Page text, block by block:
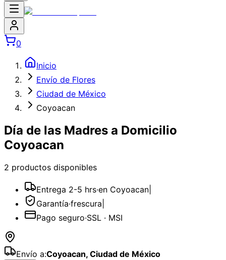
0
Inicio
Envío de Flores
Ciudad de México
Coyoacan
Día de las Madres a Domicilio
Coyoacan
2 productos disponibles
Entrega 2-5 hrs·en Coyoacan
Garantía·frescura
Pago seguro·SSL · MSI
Envío a:Coyoacan, Ciudad de México